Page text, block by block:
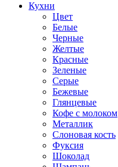
Кухни
Цвет
Белые
Черные
Желтые
Красные
Зеленые
Серые
Бежевые
Глянцевые
Кофе с молоком
Металлик
Слоновая кость
Фуксия
Шоколад